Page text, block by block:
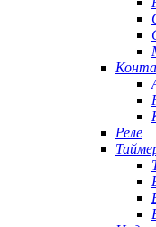
Реле